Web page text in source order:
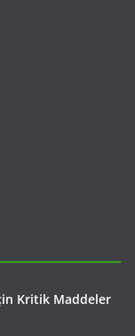
Kritik Maddeler